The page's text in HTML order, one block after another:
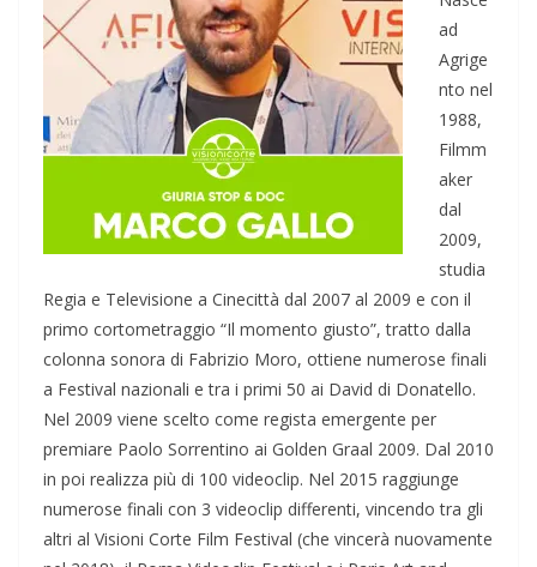
ad
Agrige
nto nel
1988,
Filmm
aker
dal
2009,
studia
Regia e Televisione a Cinecittà dal 2007 al 2009 e con il
primo cortometraggio “Il momento giusto”, tratto dalla
colonna sonora di Fabrizio Moro, ottiene numerose finali
a Festival nazionali e tra i primi 50 ai David di Donatello.
Nel 2009 viene scelto come regista emergente per
premiare Paolo Sorrentino ai Golden Graal 2009. Dal 2010
in poi realizza più di 100 videoclip. Nel 2015 raggiunge
numerose finali con 3 videoclip differenti, vincendo tra gli
altri al Visioni Corte Film Festival (che vincerà nuovamente